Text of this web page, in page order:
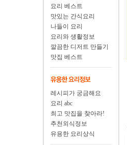
요리 베스트
맛있는 간식요리
나들이 요리
요리와 생활정보
깔끔한 디저트 만들기
맛집 베스트
레시피가 궁금해요
요리 abc
최고 맛집을 찾아라!
추천외식정보
유용한 요리상식